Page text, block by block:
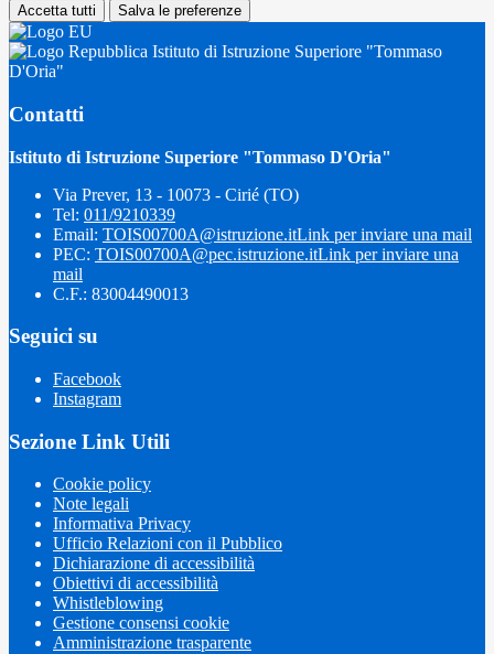
Accetta tutti Salva le preferenze
Istituto di Istruzione Superiore "Tommaso
D'Oria"
Contatti
Istituto di Istruzione Superiore "Tommaso D'Oria"
Via Prever, 13 - 10073 - Cirié (TO)
Tel: 011/9210339
Email: TOIS00700A@istruzione.itLink per inviare una mail
PEC: TOIS00700A@pec.istruzione.itLink per inviare una
mail
C.F.: 83004490013
Seguici su
Facebook
Instagram
Sezione Link Utili
Cookie policy
Note legali
Informativa Privacy
Ufficio Relazioni con il Pubblico
Dichiarazione di accessibilità
Obiettivi di accessibilità
Whistleblowing
Gestione consensi cookie
Amministrazione trasparente